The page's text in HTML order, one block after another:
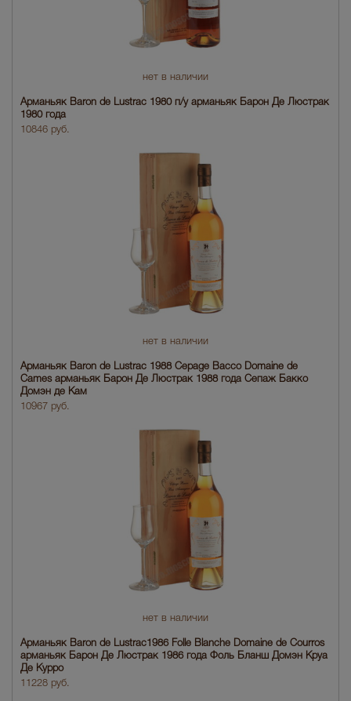
нет в наличии
Арманьяк Baron de Lustrac 1980 п/у арманьяк Барон Де Люстрак
1980 года
10846 руб.
нет в наличии
Арманьяк Baron de Lustrac 1988 Cepage Bacco Domaine de
Cames арманьяк Барон Де Люстрак 1988 года Сепаж Бакко
Домэн де Кам
10967 руб.
нет в наличии
Арманьяк Baron de Lustrac1986 Folle Blanche Domaine de Courros
арманьяк Барон Де Люстрак 1986 года Фоль Бланш Домэн Круа
Де Курро
11228 руб.